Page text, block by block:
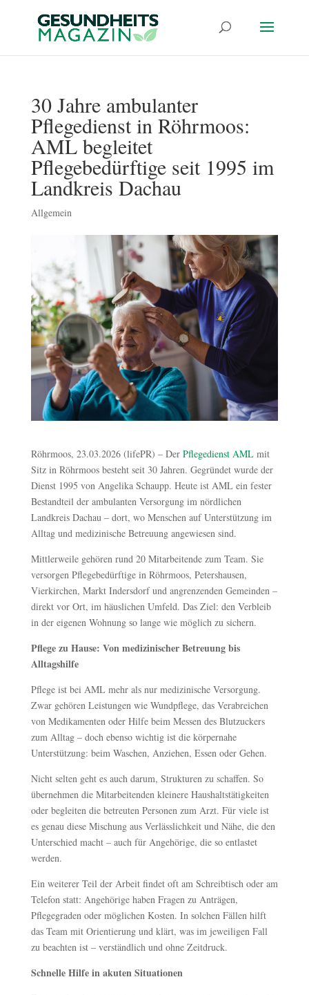
30 Jahre ambulanter
Pflegedienst in Röhrmoos:
AML begleitet
Pflegebedürftige seit 1995 im
Landkreis Dachau
Allgemein
Röhrmoos, 23.03.2026 (lifePR) – Der Pflegedienst AMLmit
Sitz in Röhrmoos besteht seit 30 Jahren. Gegründet wurde der
Dienst 1995 von Angelika Schaupp. Heute ist AML ein fester
Bestandteil der ambulanten Versorgung im nördlichen
Landkreis Dachau – dort, wo Menschen auf Unterstützung im
Alltag und medizinische Betreuung angewiesen sind.
Mittlerweile gehören rund 20 Mitarbeitende zum Team. Sie
versorgen Pflegebedürftige in Röhrmoos, Petershausen,
Vierkirchen, Markt Indersdorf und angrenzenden Gemeinden –
direkt vor Ort, im häuslichen Umfeld. Das Ziel: den Verbleib
in der eigenen Wohnung so lange wie möglich zu sichern.
Pflege zu Hause: Von medizinischer Betreuung bis
Alltagshilfe
Pflege ist bei AML mehr als nur medizinische Versorgung.
Zwar gehören Leistungen wie Wundpflege, das Verabreichen
von Medikamenten oder Hilfe beim Messen des Blutzuckers
zum Alltag – doch ebenso wichtig ist die körpernahe
Unterstützung: beim Waschen, Anziehen, Essen oder Gehen.
Nicht selten geht es auch darum, Strukturen zu schaffen. So
übernehmen die Mitarbeitenden kleinere Haushaltstätigkeiten
oder begleiten die betreuten Personen zum Arzt. Für viele ist
es genau diese Mischung aus Verlässlichkeit und Nähe, die den
Unterschied macht – auch für Angehörige, die so entlastet
werden.
Ein weiterer Teil der Arbeit findet oft am Schreibtisch oder am
Telefon statt: Angehörige haben Fragen zu Anträgen,
Pflegegraden oder möglichen Kosten. In solchen Fällen hilft
das Team mit Orientierung und klärt, was im jeweiligen Fall
zu beachten ist – verständlich und ohne Zeitdruck.
Schnelle Hilfe in akuten Situationen